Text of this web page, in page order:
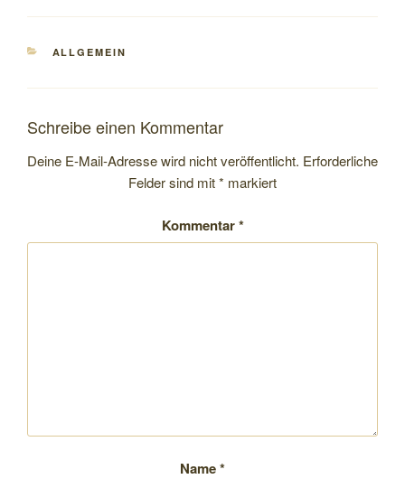
KATEGORIEN
ALLGEMEIN
Schreibe einen Kommentar
Deine E-Mail-Adresse wird nicht veröffentlicht. Erforderliche
Felder sind mit* markiert
Kommentar*
Name*